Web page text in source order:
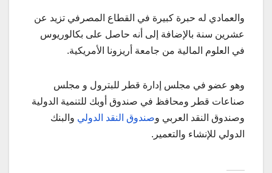
والعمادي له حبرة كبيرة في القطاع المصرفي تزيد عن
عشرين سنة بالإضافة إلى أنه حاصل على بكالوريوس
في العلوم المالية من جامعة أريزونا الأمريكية.
وهو عضو في مجلس إدارة قطر للبترول و مجلس
صناعات قطر ومحافظ في صندوق أوبك للتنمية الدولية
وصندوق النقد العربي وصندوق النقد الدولي والبنك
الدولي للإنشاء والتعمير.